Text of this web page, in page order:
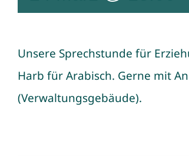
Unsere Sprechstunde für
Harb für Arabisch. Gerne mit
(Verwaltungsgebäude).